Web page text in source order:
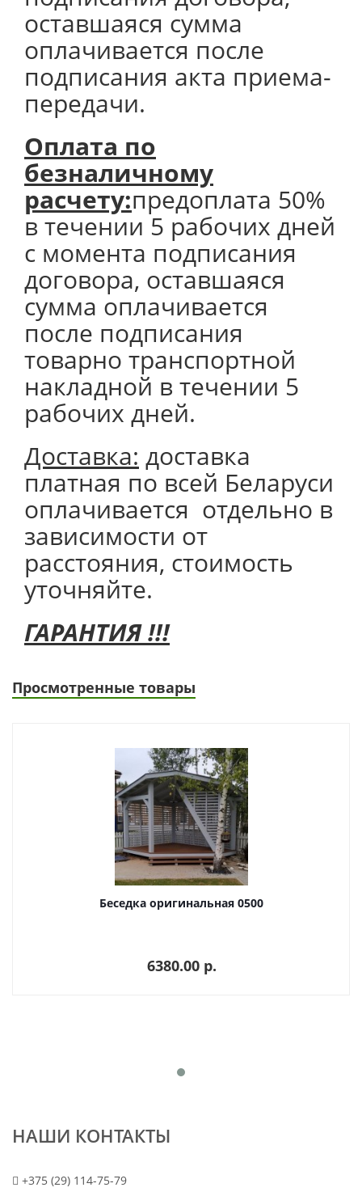
оставшаяся сумма
оплачивается после
подписания акта приема-
передачи.
Оплата по
безналичному
расчету:предоплата 50%
в течении 5 рабочих дней
с момента подписания
договора, оставшаяся
сумма оплачивается
после подписания
товарно транспортной
накладной в течении 5
рабочих дней.
Доставка: доставка
платная по всей Беларуси
оплачивается отдельно в
зависимости от
расстояния, стоимость
уточняйте.
ГАРАНТИЯ !!!
Просмотренные товары
Беседка оригинальная 0500
6380.00 p.
НАШИ КОНТАКТЫ
+375 (29) 114-75-79